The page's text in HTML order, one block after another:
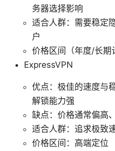
务器选择影响
适合人群：需要稳定
户
价格区间（年度/长期
ExpressVPN
优点：极佳的速度与
解锁能力强
缺点：价格通常偏高
适合人群：追求极致
价格区间：高端定位